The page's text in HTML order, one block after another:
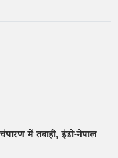
में तबाही, इंडो-नेपाल